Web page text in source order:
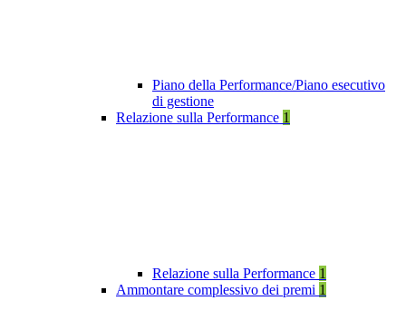
Piano della Performance/Piano esecutivo
di gestione
Relazione sulla Performance 1
Relazione sulla Performance 1
Ammontare complessivo dei premi 1